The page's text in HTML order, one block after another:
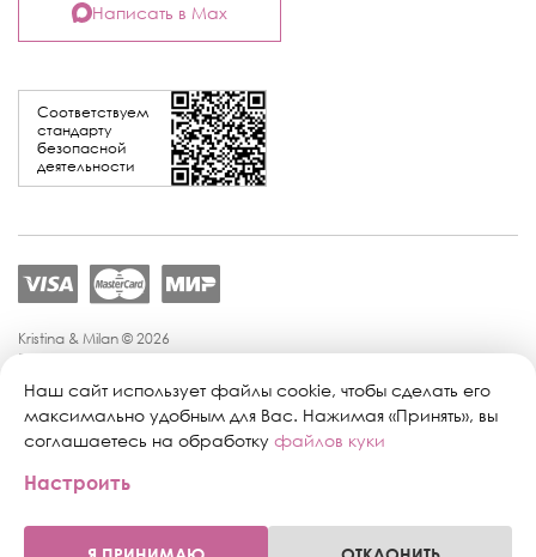
Соответствуем
стандарту
безопасной
деятельности
Написать в Max
Kristina & Milan © 2026
Политика конфиденциальности
Политика обработки персональных данных
Публичная оферта
Персональные настройки файлов cookie
Поддержка сайта:
Наш сайт использует файлы cookie, чтобы сделать его
максимально удобным для Вас. Нажимая «Принять», вы
соглашаетесь на обработку файлов куки
Настроить